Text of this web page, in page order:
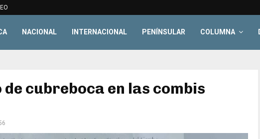
NACIONAL INTERNACIONAL PENÍNSULAR COLUMNA
cubreboca en las combis